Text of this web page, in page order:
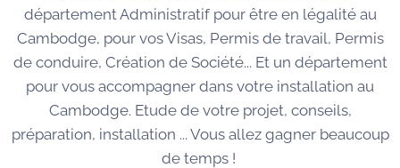
département Administratif pour être en légalité au
Cambodge, pour vos Visas, Permis de travail, Permis
de conduire, Création de Société... Et un département
pour vous accompagner dans votre installation au
Cambodge. Etude de votre projet, conseils,
préparation, installation ... Vous allez gagner beaucoup
de temps !